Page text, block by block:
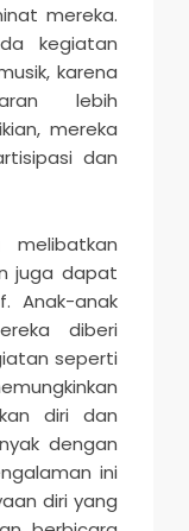
mereka.
kegiatan
karena
lebih
mereka
dan
melibatkan
juga dapat
Anak-anak
diberi
seperti
diri dan
dengan
ini
diri yang